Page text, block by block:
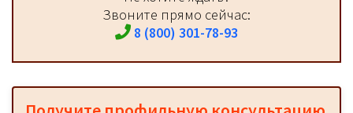
Звоните прямо сейчас:
8 (800) 301-78-93